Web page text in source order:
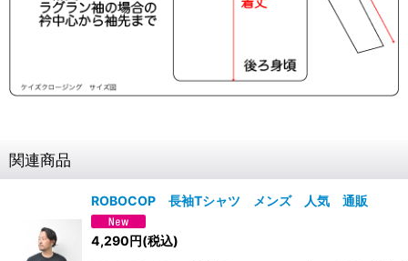
関連商品
ROBOCOP 長袖Tシャツ メンズ 人気 通販
4,290円(税込)